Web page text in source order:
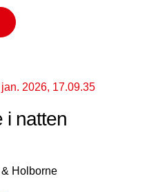
i natten
Holborne